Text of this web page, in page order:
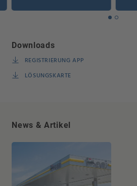
Downloads
REGISTRIERUNG APP
LÖSUNGSKARTE
News & Artikel